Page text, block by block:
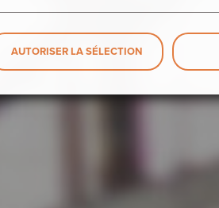
AUTORISER LA SÉLECTION